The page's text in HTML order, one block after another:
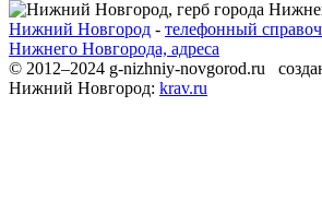
Нижний Новгород - телефонный
Нижнего Новгорода, адреса
© 2012–2024 g-nizhniy-novgorod.ru
Нижний Новгород: krav.ru